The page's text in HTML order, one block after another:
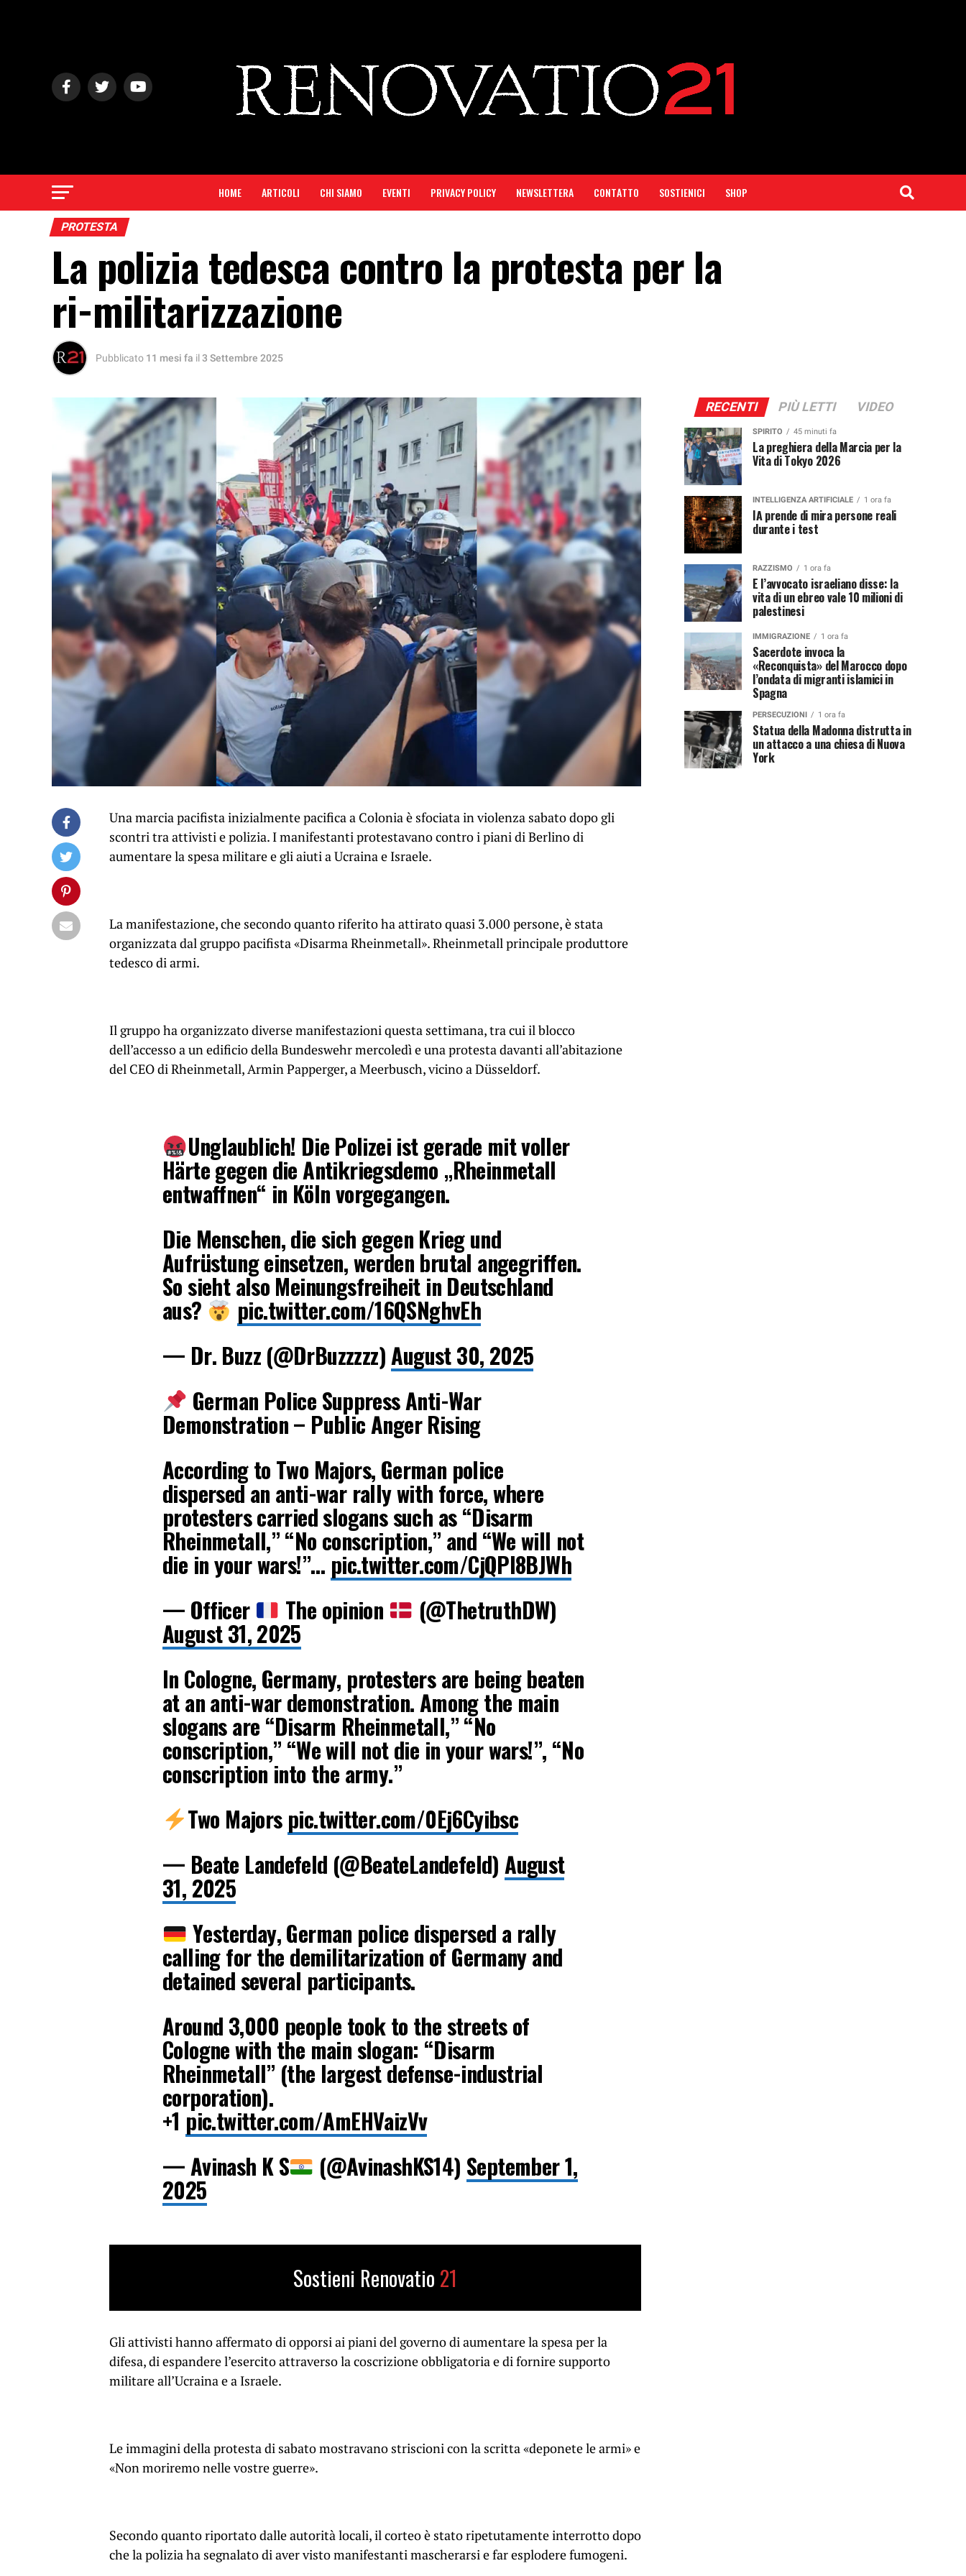
HOME ARTICOLI CHI SIAMO EVENTI PRIVACY POLICY NEWSLETTERA CONTATTO SOSTIENICI SHOP
PROTESTA
La polizia tedesca contro la protesta per la
ri-militarizzazione
Pubblicato 11 mesi fa il3 Settembre 2025
Una marcia pacifista inizialmente pacifica a Colonia è sfociata in violenza sabato dopo gli
scontri tra attivisti e polizia. I manifestanti protestavano contro i piani di Berlino di
aumentare la spesa militare e gli aiuti a Ucraina e Israele.
La manifestazione, che secondo quanto riferito ha attirato quasi 3.000 persone, è stata
organizzata dal gruppo pacifista «Disarma Rheinmetall». Rheinmetall principale produttore
tedesco di armi.
Il gruppo ha organizzato diverse manifestazioni questa settimana, tra cui il blocco
dell’accesso a un edificio della Bundeswehr mercoledì e una protesta davanti all’abitazione
del CEO di Rheinmetall, Armin Papperger, a Meerbusch, vicino a Düsseldorf.
Unglaublich! Die Polizei ist gerade mit voller
Härte gegen die Antikriegsdemo „Rheinmetall
entwaffnen“ in Köln vorgegangen.
Die Menschen, die sich gegen Krieg und
Aufrüstung einsetzen, werden brutal angegriffen.
So sieht also Meinungsfreiheit in Deutschland
aus?
pic.twitter.com/16QSNghvEh
— Dr. Buzz (@DrBuzzzzz) August 30, 2025
German Police Suppress Anti-War
Demonstration – Public Anger Rising
According to Two Majors, German police
dispersed an anti-war rally with force, where
protesters carried slogans such as “Disarm
Rheinmetall,” “No conscription,” and “We will not
die in your wars!”… pic.twitter.com/CjQPI8BJWh
— Officer
The opinion (@ThetruthDW)
August 31, 2025
In Cologne, Germany, protesters are being beaten
at an anti-war demonstration. Among the main
slogans are “Disarm Rheinmetall,” “No
conscription,” “We will not die in your wars!”, “No
conscription into the army.”
Two Majors pic.twitter.com/0Ej6Cyibsc
— Beate Landefeld (@BeateLandefeld) August
31, 2025
Yesterday, German police dispersed a rally
calling for the demilitarization of Germany and
detained several participants.
Around 3,000 people took to the streets of
Cologne with the main slogan: “Disarm
Rheinmetall” (the largest defense-industrial
corporation).
+1 pic.twitter.com/AmEHVaizVv
— Avinash K S
(@AvinashKS14) September 1,
2025
Sostieni Renovatio 21
Gli attivisti hanno affermato di opporsi ai piani del governo di aumentare la spesa per la
difesa, di espandere l’esercito attraverso la coscrizione obbligatoria e di fornire supporto
militare all’Ucraina e a Israele.
Le immagini della protesta di sabato mostravano striscioni con la scritta «deponete le armi» e
«Non moriremo nelle vostre guerre».
Secondo quanto riportato dalle autorità locali, il corteo è stato ripetutamente interrotto dopo
che la polizia ha segnalato di aver visto manifestanti mascherarsi e far esplodere fumogeni.
RECENTI PIÙ LETTI VIDEO
SPIRITO 45 minuti fa
La preghiera della Marcia per la
Vita di Tokyo 2026
INTELLIGENZA ARTIFICIALE 1 ora fa
IA prende di mira persone reali
durante i test
RAZZISMO 1 ora fa
E l’avvocato israeliano disse: la
vita di un ebreo vale 10 milioni di
palestinesi
IMMIGRAZIONE 1 ora fa
Sacerdote invoca la
«Reconquista» del Marocco dopo
l’ondata di migranti islamici in
Spagna
PERSECUZIONI 1 ora fa
Statua della Madonna distrutta in
un attacco a una chiesa di Nuova
York